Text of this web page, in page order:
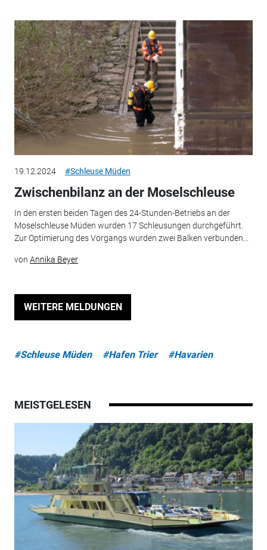
19.12.2024 #Schleuse Müden
Zwischenbilanz an der Moselschleuse
In den ersten beiden Tagen des 24-Stunden-Betriebs an der
Moselschleuse Müden wurden 17 Schleusungen durchgeführt.
Zur Optimierung des Vorgangs wurden zwei Balken verbunden...
von Annika Beyer
WEITERE MELDUNGEN
#Schleuse Müden #Hafen Trier #Havarien
MEISTGELESEN